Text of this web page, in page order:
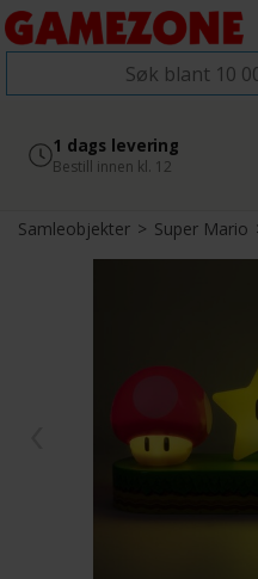
2 300+ anmeldelser på
Google
1 dags levering
Bestill innen kl. 12
Samleobjekter>Super Mario